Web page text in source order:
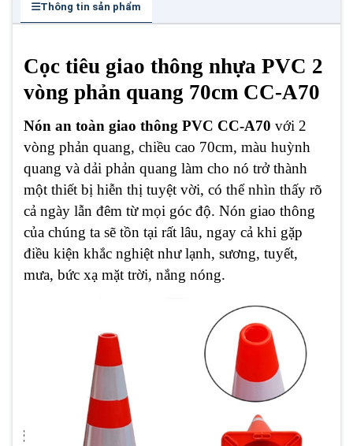
Thông tin sản phẩm
Cọc tiêu giao thông nhựa PVC 2
vòng phản quang 70cm CC-A70
Nón an toàn giao thông PVC CC-A70 với 2
vòng phản quang, chiều cao 70cm, màu huỳnh
quang và dải phản quang làm cho nó trở thành
một thiết bị hiễn thị tuyệt vời, có thể nhìn thấy rõ
cả ngày lẫn đêm từ mọi góc độ. Nón giao thông
của chúng ta sẽ tồn tại rất lâu, ngay cả khi gặp
điều kiện khắc nghiệt như lạnh, sương, tuyết,
mưa, bức xạ mặt trời, nắng nóng.